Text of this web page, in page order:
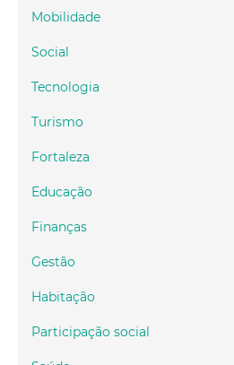
Mobilidade
Social
Tecnologia
Turismo
Fortaleza
Educação
Finanças
Gestão
Habitação
Participação social